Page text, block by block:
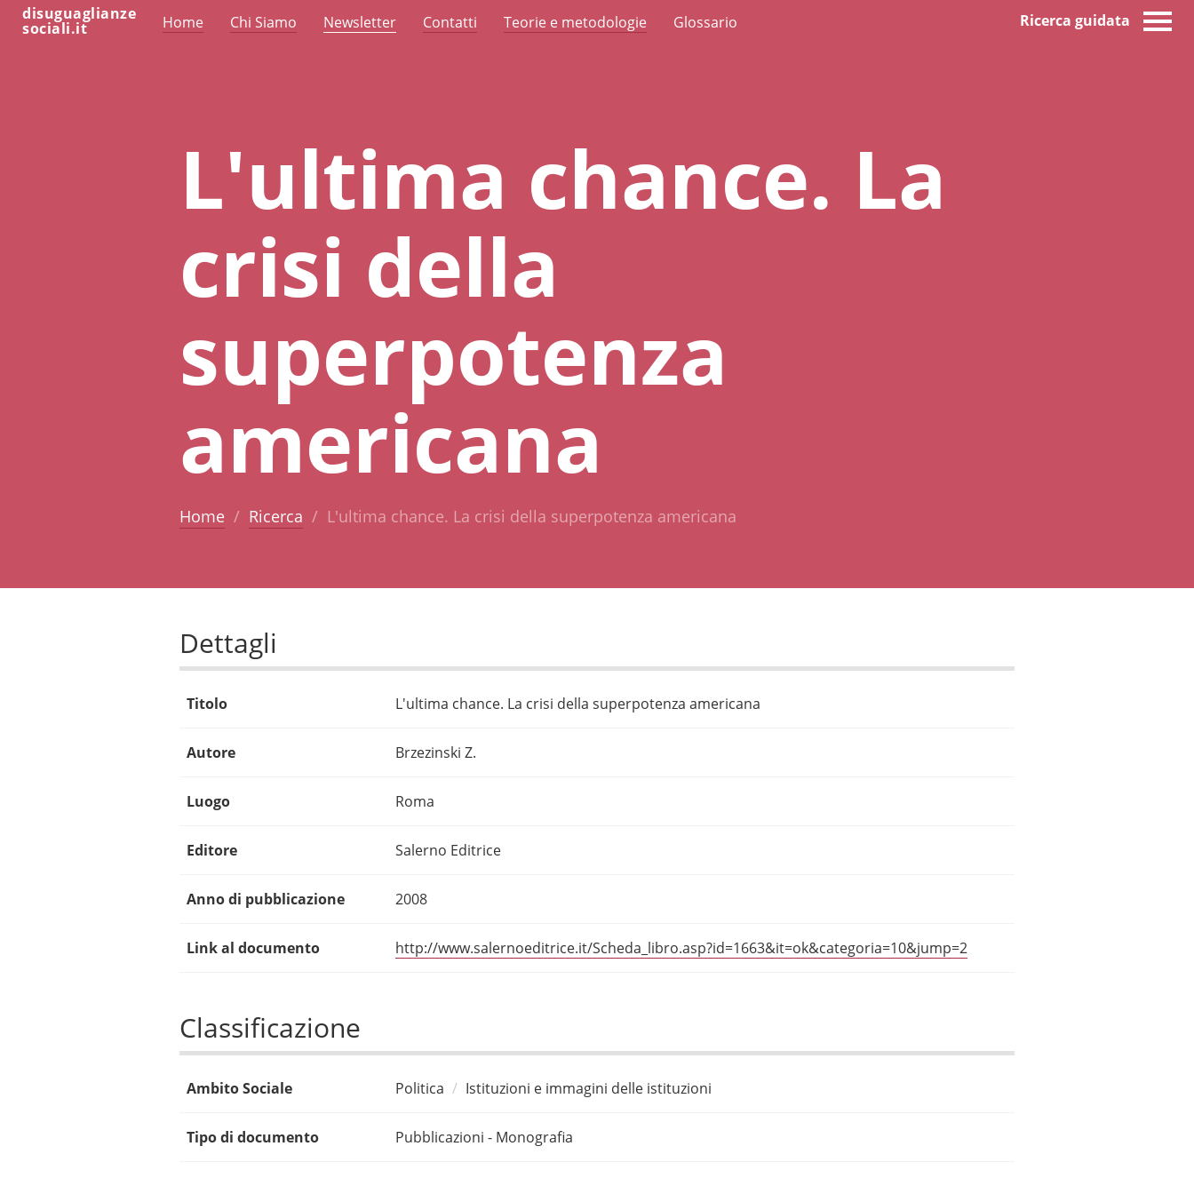
disuguaglianze
sociali.it Home Chi Siamo Newsletter Contatti Teorie e metodologie Glossario Ricerca guidata
L'ultima chance. La
crisi della
superpotenza
americana
Home Ricerca L'ultima chance. La crisi della superpotenza americana
Dettagli
Titolo L'ultima chance. La crisi della superpotenza americana
Autore Brzezinski Z.
Luogo Roma
Editore Salerno Editrice
Anno di pubblicazione 2008
Link al documento http://www.salernoeditrice.it/Scheda_libro.asp?id=1663&it=ok&categoria=10&jump=2
Classificazione
Ambito Sociale Politica Istituzioni e immagini delle istituzioni
Tipo di documento Pubblicazioni - Monografia